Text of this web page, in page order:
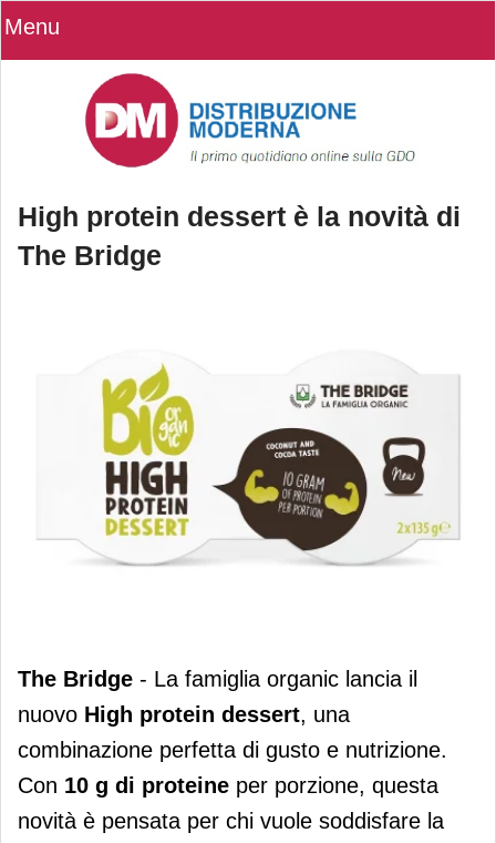
Menu
High protein dessert è la novità di
The Bridge
High protein dessert è la novità di The
The Bridge - La famiglia organic lancia il
nuovo High protein dessert, una
combinazione perfetta di gusto e nutrizione.
Con 10 g di proteine per porzione, questa
novità è pensata per chi vuole soddisfare la